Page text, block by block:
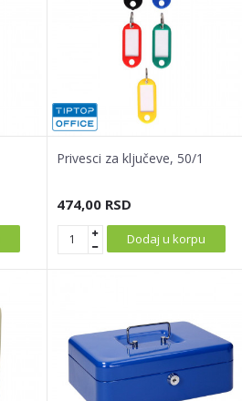
Privesci za ključeve, 50/1
474,00 RSD
Dodaj u korpu